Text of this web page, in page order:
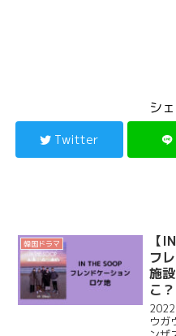
シ
Twitter
韓国ドラマ
【
フ
施
こ？
ウガ